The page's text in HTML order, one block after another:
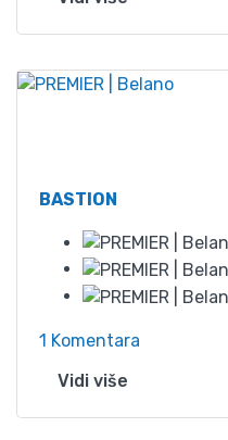
BASTION
1 Komentara
Vidi više